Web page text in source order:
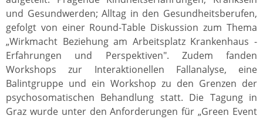
und Gesundwerden; Alltag in den Gesundheitsberufen,
gefolgt von einer Round-Table Diskussion zum Thema
„Wirkmacht Beziehung am Arbeitsplatz Krankenhaus -
Erfahrungen und Perspektiven". Zudem fanden
Workshops zur Interaktionellen Fallanalyse, eine
Balintgruppe und ein Workshop zu den Grenzen der
psychosomatischen Behandlung statt. Die Tagung in
Graz wurde unter den Anforderungen für „Green Event